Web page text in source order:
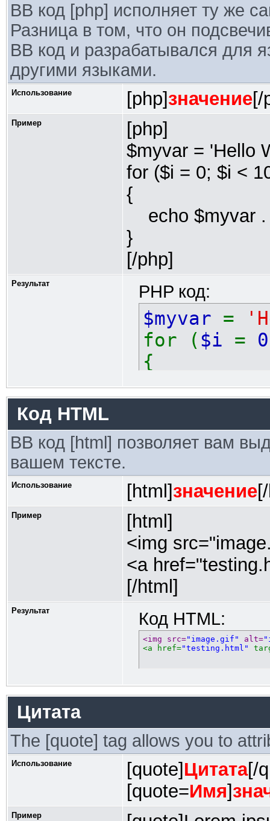
BB код [php] исполняет ту же
Разница в том, что он
BB код и разрабатывался для
другими языками.
Использование [php]значение[/
Пример
[php]
$myvar = 'Hello
for ($i = 0; $i <
{
echo $myvar .
}
[/php]
Результат PHP код:
$myvar =
for ($i = 0
{
echo
}
Код HTML
BB код [html] позволяет вам
вашем тексте.
Использование [html]значение
Пример
[html]
<img
<a
[/html]
Результат Код HTML:
<img src="image.gif" alt=
<a href="testing.html"
Цитата
The [quote] tag allows you to
Использование [quote] Цитата[/
[quote=Имя]
Пример